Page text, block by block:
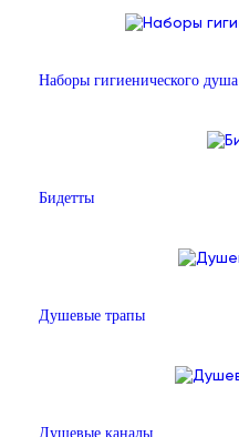
Наборы гигиенического душа
Бидетты
Душевые трапы
Душевые каналы